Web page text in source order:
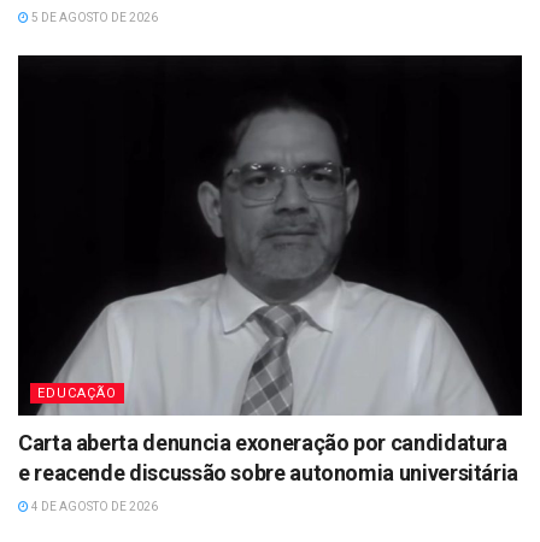
5 DE AGOSTO DE 2026
EDUCAÇÃO
Carta aberta denuncia exoneração por candidatura
e reacende discussão sobre autonomia universitária
4 DE AGOSTO DE 2026